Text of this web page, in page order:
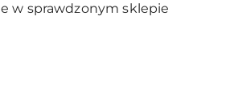
w sprawdzonym sklepie